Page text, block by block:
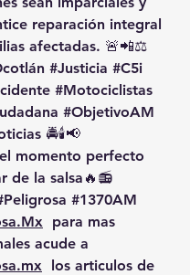
reparación integral
afectadas. 🚨📲⚖️
#Justicia #C5i
#Motociclistas
#ObjetivoAM
🚔🕯️📢
el momento perfecto
de la salsa🔥📻
#1370AM
para mas
acude a
los articulos de